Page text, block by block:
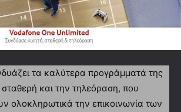
τα καλύτερα προγράμματά της
σταθερή και την τηλεόραση, που
ολοκληρωτικά την επικοινωνία των